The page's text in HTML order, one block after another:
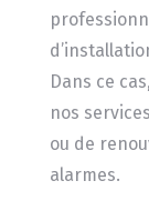
Dans ce
nos
ou de
alarmes.